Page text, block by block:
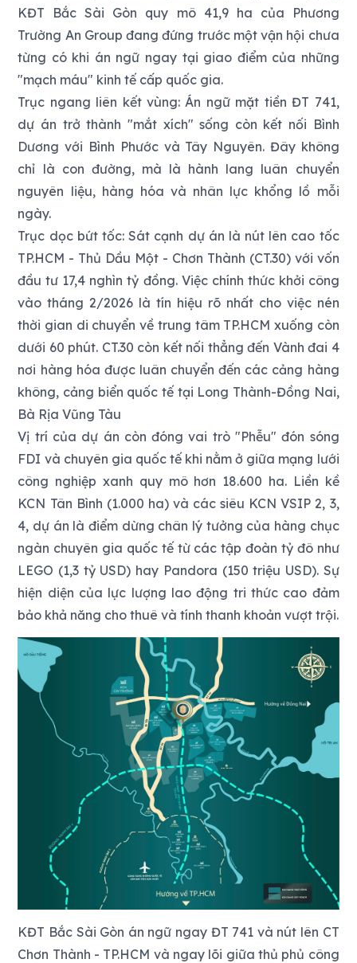
KĐT Bắc Sài Gòn quy mô 41,9 ha của Phương
Trường An Group đang đứng trước một vận hội chưa
từng có khi án ngữ ngay tại giao điểm của những
"mạch máu" kinh tế cấp quốc gia.
Trục ngang liên kết vùng: Án ngữ mặt tiền ĐT 741,
dự án trở thành "mắt xích" sống còn kết nối Bình
Dương với Bình Phước và Tây Nguyên. Đây không
chỉ là con đường, mà là hành lang luân chuyển
nguyên liệu, hàng hóa và nhân lực khổng lồ mỗi
ngày.
Trục dọc bứt tốc: Sát cạnh dự án là nút lên cao tốc
TP.HCM - Thủ Dầu Một - Chơn Thành (CT.30) với vốn
đầu tư 17,4 nghìn tỷ đồng. Việc chính thức khởi công
vào tháng 2/2026 là tín hiệu rõ nhất cho việc nén
thời gian di chuyển về trung tâm TP.HCM xuống còn
dưới 60 phút. CT.30 còn kết nối thẳng đến Vành đai 4
nơi hàng hóa được luân chuyển đến các cảng hàng
không, cảng biển quốc tế tại Long Thành-Đồng Nai,
Bà Rịa Vũng Tàu
Vị trí của dự án còn đóng vai trò "Phễu" đón sóng
FDI và chuyên gia quốc tế khi nằm ở giữa mạng lưới
công nghiệp xanh quy mô hơn 18.600 ha. Liền kề
KCN Tân Bình (1.000 ha) và các siêu KCN VSIP 2, 3,
4, dự án là điểm dừng chân lý tưởng của hàng chục
ngàn chuyên gia quốc tế từ các tập đoàn tỷ đô như
LEGO (1,3 tỷ USD) hay Pandora (150 triệu USD). Sự
hiện diện của lực lượng lao động tri thức cao đảm
bảo khả năng cho thuê và tính thanh khoản vượt trội.
KĐT Bắc Sài Gòn án ngữ ngay ĐT 741 và nút lên CT
Chơn Thành - TP.HCM và ngay lõi giữa thủ phủ công